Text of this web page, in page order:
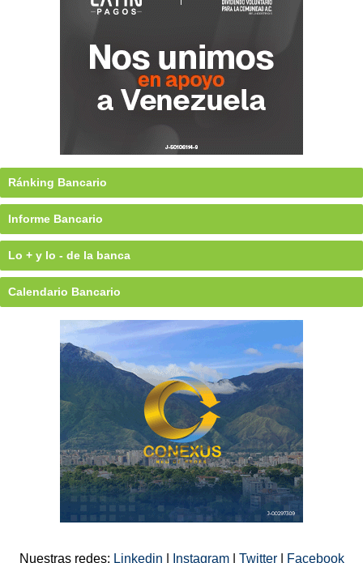
Ránking Bancario
Informe Bancario
Lo + y lo - de la banca
Calendario Bancario
Nuestras redes: Linkedin Instagram Twitter Facebook